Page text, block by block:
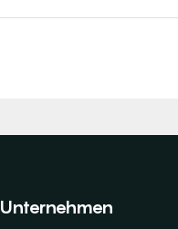
Unternehmen